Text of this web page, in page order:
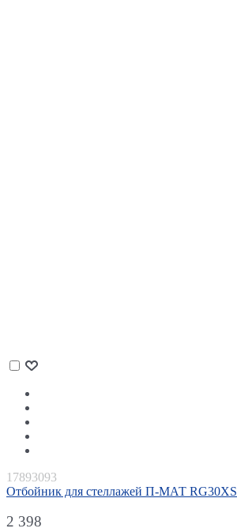
17893093
Отбойник для стеллажей П-МАТ RG30XS
2 398